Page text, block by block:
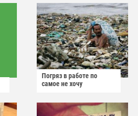
Погряз в работе по
самое не хочу